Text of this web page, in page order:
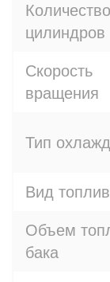
Количество
цилиндров
Скорость
вращения
Тип
Вид
Объем
бака